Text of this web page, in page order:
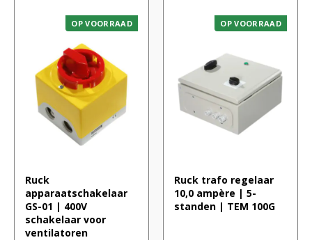
OP VOORRAAD
Ruck
apparaatschakelaar
GS-01 | 400V
schakelaar voor
ventilatoren
OP VOORRAAD
Ruck trafo regelaar
10,0 ampère | 5-
standen | TEM 100G